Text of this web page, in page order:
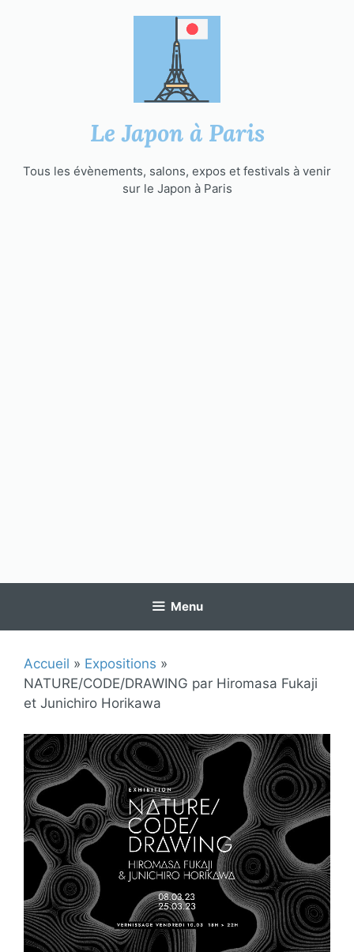
Le Japon à Paris
Tous les évènements, salons, expos et festivals à venir
sur le Japon à Paris
Menu
Accueil » Expositions »
NATURE/CODE/DRAWING par Hiromasa Fukaji
et Junichiro Horikawa